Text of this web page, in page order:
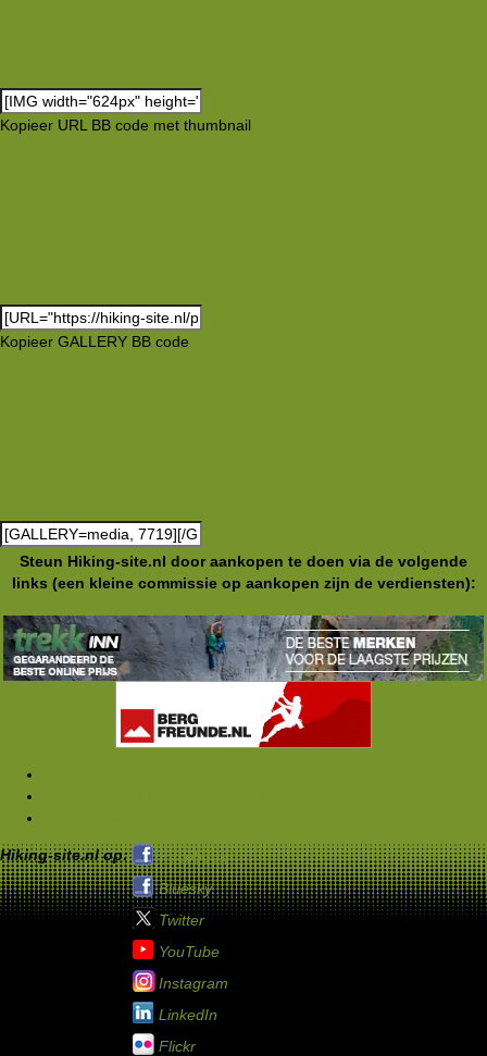
Kopieer URL BB code met thumbnail
Kopieer GALLERY BB code
Steun Hiking-site.nl door aankopen te doen via de volgende
links (een kleine commissie op aankopen zijn de verdiensten):
Hiking-site.nl op:
Facebook
Bluesky
Twitter
YouTube
Instagram
LinkedIn
Flickr